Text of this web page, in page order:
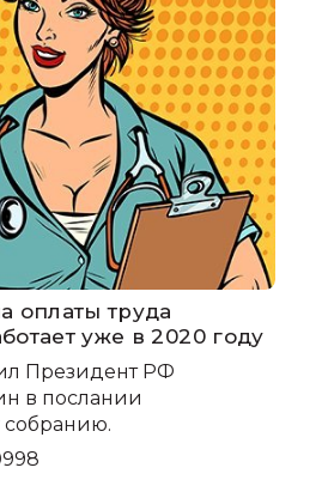
оплаты труда
уже в 2020 году
Президент РФ
в послании